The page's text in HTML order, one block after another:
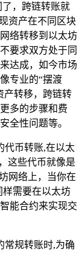
，跨链转账就
资产在不同区块
络转移到以太坊
要求双方处于同
达成，如今市场
专业的“摆渡
产转移，跨链转
多的步骤和费
全性问题等。
代币转账,在以太
这些代币就像是
网络上，当你在
样需要在以太坊
能合约来实现交
常规转账时,为确